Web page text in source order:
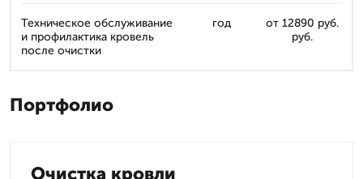
Техническое обслуживание
и профилактика кровель
после очистки
год
от 12890 руб.
руб.
Портфолио
Очистка кровли